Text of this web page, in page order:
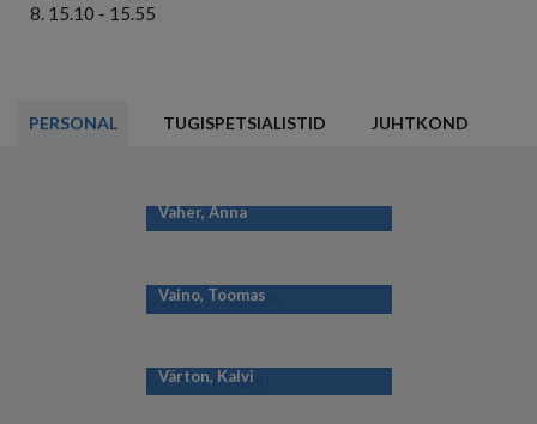
15.10 - 15.55
PERSONAL TUGISPETSIALISTID JUHTKOND
Vaher, Anna
Vaino, Toomas
Värton, Kalvi